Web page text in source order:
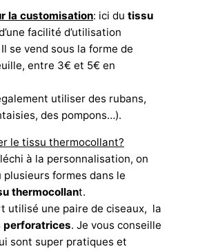
la customisation: ici du tissu
facilité d’utilisation
se vend sous la forme de
entre 3€ et 5€ en
utiliser des rubans,
des pompons…).
le tissu thermocollant?
à la personnalisation, on
plusieurs formes dans le
thermocollant.
utilisé une paire de ciseaux, la
perforatrices. Je vous conseille
sont super pratiques et